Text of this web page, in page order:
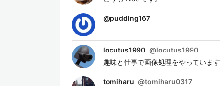
@pudding167
locutus1990 @locutus1990
趣味と仕事で画像処理をやっています
tomiharu @tomiharu0317